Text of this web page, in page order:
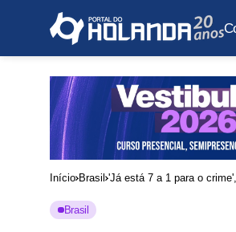
Início Brasil 'Já está 7 a 1 para o
Brasil